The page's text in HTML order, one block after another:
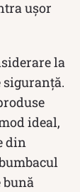
ușor
la
siguranță.
ideal,
din
bună